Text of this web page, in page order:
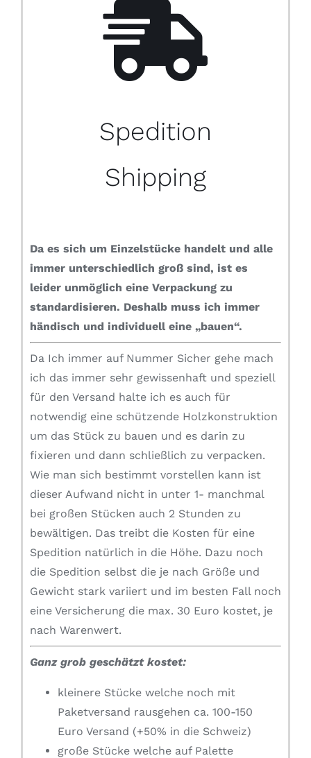
Spedition
Shipping
Da es sich um Einzelstücke handelt und alle
immer unterschiedlich groß sind, ist es
leider unmöglich eine Verpackung zu
standardisieren. Deshalb muss ich immer
händisch und individuell eine „bauen“.
Da Ich immer auf Nummer Sicher gehe mach
ich das immer sehr gewissenhaft und speziell
für den Versand halte ich es auch für
notwendig eine schützende Holzkonstruktion
um das Stück zu bauen und es darin zu
fixieren und dann schließlich zu verpacken.
Wie man sich bestimmt vorstellen kann ist
dieser Aufwand nicht in unter 1- manchmal
bei großen Stücken auch 2 Stunden zu
bewältigen. Das treibt die Kosten für eine
Spedition natürlich in die Höhe. Dazu noch
die Spedition selbst die je nach Größe und
Gewicht stark variiert und im besten Fall noch
eine Versicherung die max. 30 Euro kostet, je
nach Warenwert.
Ganz grob geschätzt kostet:
kleinere Stücke welche noch mit
Paketversand rausgehen ca. 100-150
Euro Versand (+50% in die Schweiz)
große Stücke welche auf Palette